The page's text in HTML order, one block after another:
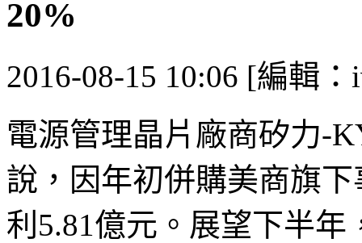
20%
2016-08-15 10:06 [編輯：
電源管理晶片廠商矽力-
說，因年初併購美商旗
利5.81億元。展望下半